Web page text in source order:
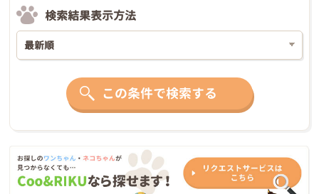
検索結果表示方法
この条件で検索する